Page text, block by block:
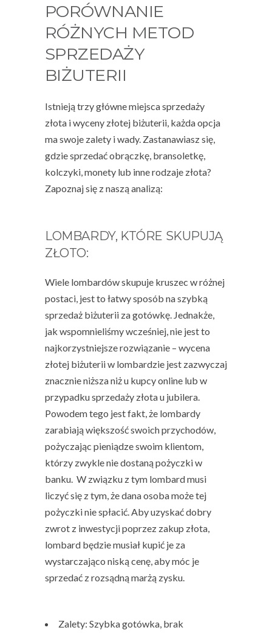
PORÓWNANIE
RÓŻNYCH METOD
SPRZEDAŻY
BIŻUTERII
Istnieją trzy główne miejsca sprzedaży
złota iwyceny złotej biżuterii, każda opcja
ma swoje zalety i wady. Zastanawiasz się,
gdzie sprzedać obrączkę, bransoletkę,
kolczyki,monety lub inne rodzaje złota?
Zapoznaj się z naszą analizą:
LOMBARDY, KTÓRE SKUPUJĄ
ZŁOTO:
Wiele lombardów skupuje kruszec w różnej
postaci, jest to łatwy sposób na szybką
sprzedaż biżuterii za gotówkę. Jednakże,
jak wspomnieliśmy wcześniej, nie jest to
najkorzystniejsze rozwiązanie – wycena
złotej biżuteriiw lombardzie jest zazwyczaj
znacznie niższa niż u kupcy online lub w
przypadkusprzedaży złota u jubilera.
Powodem tego jest fakt, że lombardy
zarabiają większość swoich przychodów,
pożyczając pieniądze swoim klientom,
którzy zwykle nie dostaną pożyczki w
banku. W związku z tym lombard musi
liczyć się z tym, że dana osoba może tej
pożyczki nie spłacić. Aby uzyskać dobry
zwrot z inwestycji poprzez zakup złota,
lombard będzie musiał kupić je za
wystarczająco niską cenę, aby móc je
sprzedać z rozsądną marżą zysku.
Zalety: Szybka gotówka, brak